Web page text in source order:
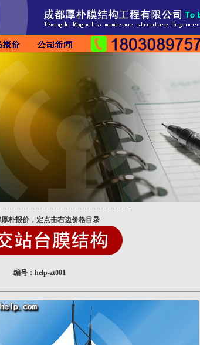
朴报价，定点击右边价格目录
编号：help-zt001